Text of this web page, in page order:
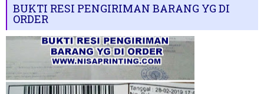
BUKTI RESI PENGIRIMAN BARANG YG DI
ORDER